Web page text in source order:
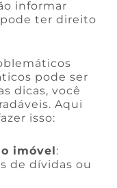
informar
ter direito
pode ser
dicas, você
Aqui
isso:
imóvel:
de dívidas ou